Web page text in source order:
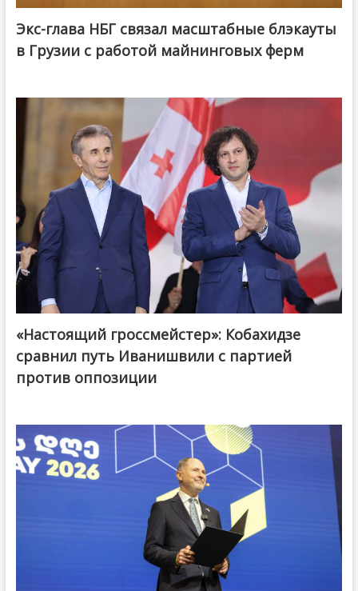
Экс-глава НБГ связал масштабные блэкауты
в Грузии с работой майнинговых ферм
@ქართული ოცნება / Georgian Dream
«Настоящий гроссмейстер»: Кобахидзе
сравнил путь Иванишвили с партией
против оппозиции